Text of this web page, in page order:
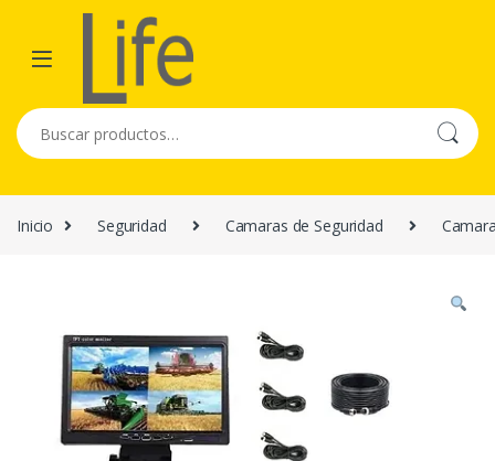
Skip to navigation
Skip to content
Buscar por:
Inicio Seguridad Camaras de Seguridad